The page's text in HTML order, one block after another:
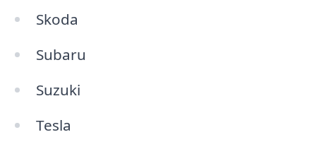
Skoda
Subaru
Suzuki
Tesla